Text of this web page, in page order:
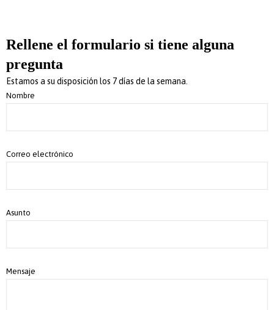
Rellene el formulario si tiene alguna
pregunta
Estamos a su disposición los 7 días de la semana.
Nombre
Correo electrónico
Asunto
Mensaje